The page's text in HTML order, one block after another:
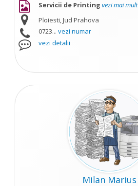
Servicii de Printing vezi mai mult
Ploiesti, Jud Prahova
0723... vezi numar
vezi detalii
Milan Marius